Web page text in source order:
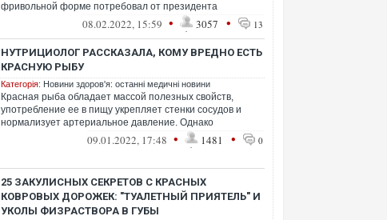
фривольной форме потребовал от президента
08.02.2022, 15:59 • 3057 • 13
НУТРИЦИОЛОГ РАССКАЗАЛА, КОМУ ВРЕДНО ЕСТЬ
КРАСНУЮ РЫБУ
Категорія: Новини здоров'я: останні медичні новини
Красная рыба обладает массой полезных свойств,
употребление ее в пищу укрепляет стенки сосудов и
нормализует артериальное давление. Однако
09.01.2022, 17:48 • 1481 • 0
25 ЗАКУЛИСНЫХ СЕКРЕТОВ С КРАСНЫХ
КОВРОВЫХ ДОРОЖЕК: "ТУАЛЕТНЫЙ ПРИЯТЕЛЬ" И
УКОЛЫ ФИЗРАСТВОРА В ГУБЫ